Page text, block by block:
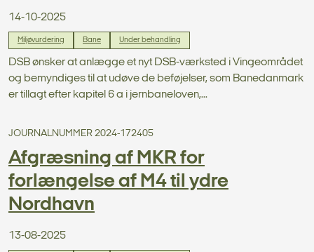
14-10-2025
Miljøvurdering Bane Under behandling
DSB ønsker at anlægge et nyt DSB-værksted i Vingeområdet
og bemyndiges til at udøve de beføjelser, som Banedanmark
er tillagt efter kapitel 6 a i jernbaneloven,...
JOURNALNUMMER 2024-172405
Afgræsning af MKR for
forlængelse af M4 til ydre
Nordhavn
13-08-2025